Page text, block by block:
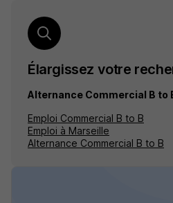
Élargissez votre
Alternance Commercial B to
Emploi Commercial B to B
Emploi à Marseille
Alternance Commercial B to B